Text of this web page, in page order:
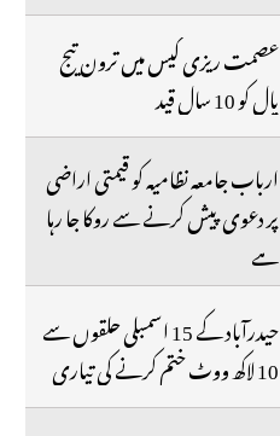
عصمت ریزی کیس میں ترون تیج
پال کو 10 سال قید
ارباب جامعہ نظامیہ کو قیمتی اراضی
پر دعوی پیش کرنے سے روکا جا رہا
ہے
حیدرآباد کے 15 اسمبلی حلقوں سے
10 لاکھ ووٹ ختم کرنے کی تیاری